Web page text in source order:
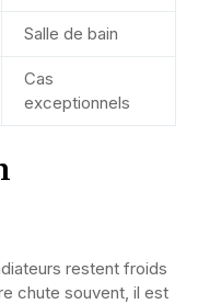
Salle de bain
Cas
exceptionnels
restent froids
chute souvent, il est